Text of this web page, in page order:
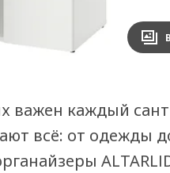
важен каждый
всё: от одежды